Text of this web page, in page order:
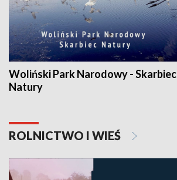
Woliński Park Narodowy - Skarbiec
Natury
ROLNICTWO I WIEŚ